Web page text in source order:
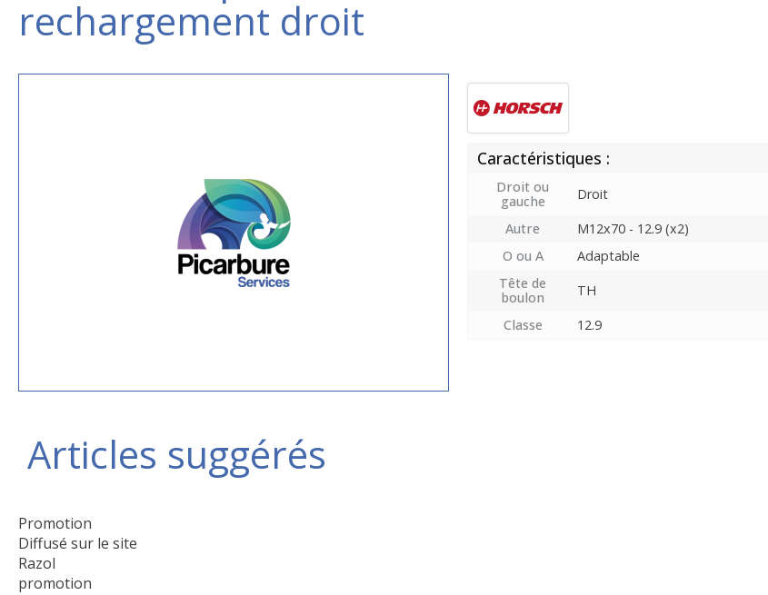
rechargement droit
Caractéristiques :
Droit ou
gauche
Droit
Autre
M12x70 - 12.9 (x2)
O ou A
Adaptable
Tête de
boulon
TH
Classe
12.9
Articles suggérés
Promotion
Diffusé sur le site
Razol
promotion